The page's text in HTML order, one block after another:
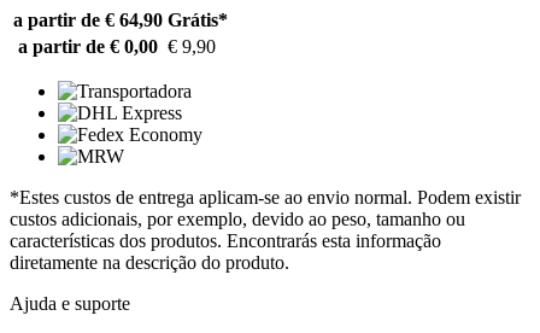
a partir de € 64,90 Grátis*
a partir de € 0,00 € 9,90
*Estes custos de entrega aplicam-se ao envio normal. Podem existir
custos adicionais, por exemplo, devido ao peso, tamanho ou
características dos produtos. Encontrarás esta informação
diretamente na descrição do produto.
Ajuda e suporte